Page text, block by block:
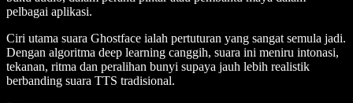
pelbagai aplikasi.
Ciri utama suara Ghostface ialah pertuturan yang sangat semula jadi.
Dengan algoritma deep learning canggih, suara ini meniru intonasi,
tekanan, ritma dan peralihan bunyi supaya jauh lebih realistik
berbanding suara TTS tradisional.